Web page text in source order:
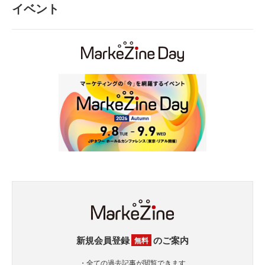
イベント
新規会員登録 無料 のご案内
・全ての過去記事が閲覧できます